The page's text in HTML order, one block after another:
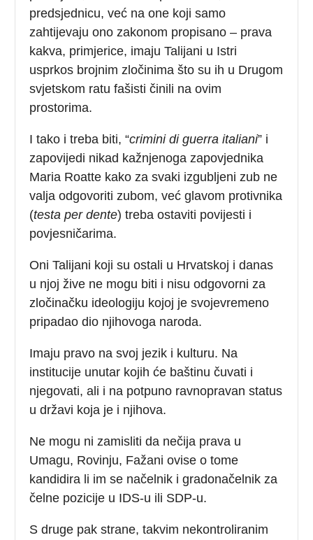
predsjednicu, već na one koji samo
zahtijevaju ono zakonom propisano – prava
kakva, primjerice, imaju Talijani u Istri
usprkos brojnim zločinima što su ih u Drugom
svjetskom ratu fašisti činili na ovim
prostorima.
I tako i treba biti, “crimini di guerra italiani” i
zapovijedi nikad kažnjenoga zapovjednika
Maria Roatte kako za svaki izgubljeni zub ne
valja odgovoriti zubom, već glavom protivnika
(testa per dente) treba ostaviti povijesti i
povjesničarima.
Oni Talijani koji su ostali u Hrvatskoj i danas
u njoj žive ne mogu biti i nisu odgovorni za
zločinačku ideologiju kojoj je svojevremeno
pripadao dio njihovoga naroda.
Imaju pravo na svoj jezik i kulturu. Na
institucije unutar kojih će baštinu čuvati i
njegovati, ali i na potpuno ravnopravan status
u državi koja je i njihova.
Ne mogu ni zamisliti da nečija prava u
Umagu, Rovinju, Fažani ovise o tome
kandidira li im se načelnik i gradonačelnik za
čelne pozicije u IDS-u ili SDP-u.
S druge pak strane, takvim nekontroliranim